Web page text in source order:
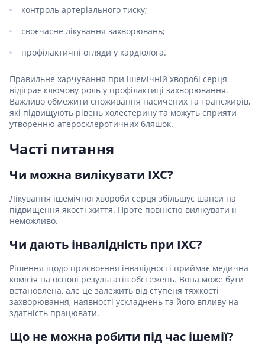
контроль артеріального тиску;
своєчасне лікування захворювань;
профілактичні огляди у кардіолога.
Правильне харчування при ішемічній хворобі серця
відіграє ключову роль у профілактиці захворювання.
Важливо обмежити споживання насичених та трансжирів,
які підвищують рівень холестерину та можуть сприяти
утворенню атеросклеротичних бляшок.
Часті питання
Чи можна вилікувати ІХС?
Лікування ішемічної хвороби серця збільшує шанси на
підвищення якості життя. Проте повністю вилікувати її
неможливо.
Чи дають інвалідність при ІХС?
Рішення щодо присвоєння інвалідності приймає медична
комісія на основі результатів обстежень. Вона може бути
встановлена, але це залежить від ступеня тяжкості
захворювання, наявності ускладнень та його впливу на
здатність працювати.
Що не можна робити під час ішемії?